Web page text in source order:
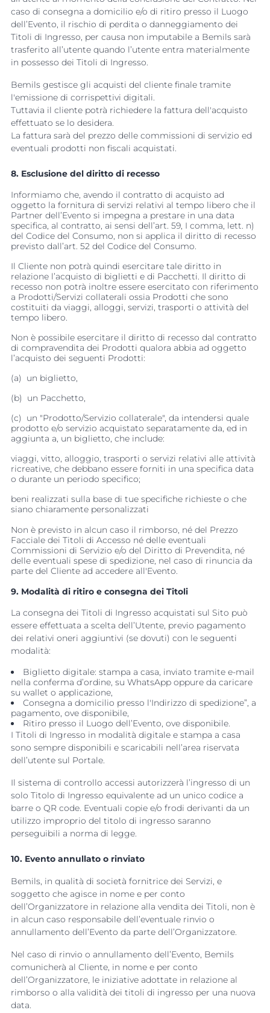
caso di consegna a domicilio e/o di ritiro presso il Luogo
dell’Evento, il rischio di perdita o danneggiamento dei
Titoli di Ingresso, per causa non imputabile a Bemils sarà
trasferito all’utente quando l’utente entra materialmente
in possesso dei Titoli di Ingresso.
Bemils gestisce gli acquisti del cliente finale tramite
l'emissione di corrispettivi digitali.
Tuttavia il cliente potrà richiedere la fattura dell'acquisto
effettuato se lo desidera.
La fattura sarà del prezzo delle commissioni di servizio ed
eventuali prodotti non fiscali acquistati.
8. Esclusione del diritto di recesso
Informiamo che, avendo il contratto di acquisto ad
oggetto la fornitura di servizi relativi al tempo libero che il
Partner dell’Evento si impegna a prestare in una data
specifica, al contratto, ai sensi dell’art. 59, I comma, lett. n)
del Codice del Consumo, non si applica il diritto di recesso
previsto dall’art. 52 del Codice del Consumo.
Il Cliente non potrà quindi esercitare tale diritto in
relazione l’acquisto di biglietti e di Pacchetti. Il diritto di
recesso non potrà inoltre essere esercitato con riferimento
a Prodotti/Servizi collaterali ossia Prodotti che sono
costituiti da viaggi, alloggi, servizi, trasporti o attività del
tempo libero.
Non è possibile esercitare il diritto di recesso dal contratto
di compravendita dei Prodotti qualora abbia ad oggetto
l’acquisto dei seguenti Prodotti:
(a)
un biglietto,
(b)
un Pacchetto,
(c)
un "Prodotto/Servizio collaterale", da intendersi quale
prodotto e/o servizio acquistato separatamente da, ed in
aggiunta a, un biglietto, che include:
viaggi, vitto, alloggio, trasporti o servizi relativi alle attività
ricreative, che debbano essere forniti in una specifica data
o durante un periodo specifico;
beni realizzati sulla base di tue specifiche richieste o che
siano chiaramente personalizzati
Non è previsto in alcun caso il rimborso, né del Prezzo
Facciale dei Titoli di Accesso né delle eventuali
Commissioni di Servizio e/o del Diritto di Prevendita, né
delle eventuali spese di spedizione, nel caso di rinuncia da
parte del Cliente ad accedere all'Evento.
9. Modalità di ritiro e consegna dei Titoli
La consegna dei Titoli di Ingresso acquistati sul Sito può
essere effettuata a scelta dell’Utente, previo pagamento
dei relativi oneri aggiuntivi (se dovuti) con le seguenti
modalità:
Biglietto digitale: stampa a casa, inviato tramite e-mail
nella conferma d’ordine, su WhatsApp oppure da caricare
su wallet o applicazione,
Consegna a domicilio presso l'Indirizzo di spedizione”, a
pagamento, ove disponibile,
Ritiro presso il Luogo dell’Evento, ove disponibile.
I Titoli di Ingresso in modalità digitale e stampa a casa
sono sempre disponibili e scaricabili nell’area riservata
dell’utente sul Portale.
Il sistema di controllo accessi autorizzerà l’ingresso di un
solo Titolo di Ingresso equivalente ad un unico codice a
barre o QR code. Eventuali copie e/o frodi derivanti da un
utilizzo improprio del titolo di ingresso saranno
perseguibili a norma di legge.
10. Evento annullato o rinviato
Bemils, in qualità di società fornitrice dei Servizi, e
soggetto che agisce in nome e per conto
dell’Organizzatore in relazione alla vendita dei Titoli, non è
in alcun caso responsabile dell’eventuale rinvio o
annullamento dell’Evento da parte dell’Organizzatore.
Nel caso di rinvio o annullamento dell’Evento, Bemils
comunicherà al Cliente, in nome e per conto
dell’Organizzatore, le iniziative adottate in relazione al
rimborso o alla validità dei titoli di ingresso per una nuova
data.